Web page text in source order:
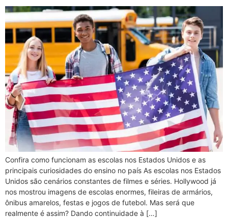
Confira como funcionam as escolas nos Estados Unidos e as
principais curiosidades do ensino no país As escolas nos Estados
Unidos são cenários constantes de filmes e séries. Hollywood já
nos mostrou imagens de escolas enormes, fileiras de armários,
ônibus amarelos, festas e jogos de futebol. Mas será que
realmente é assim? Dando continuidade à […]